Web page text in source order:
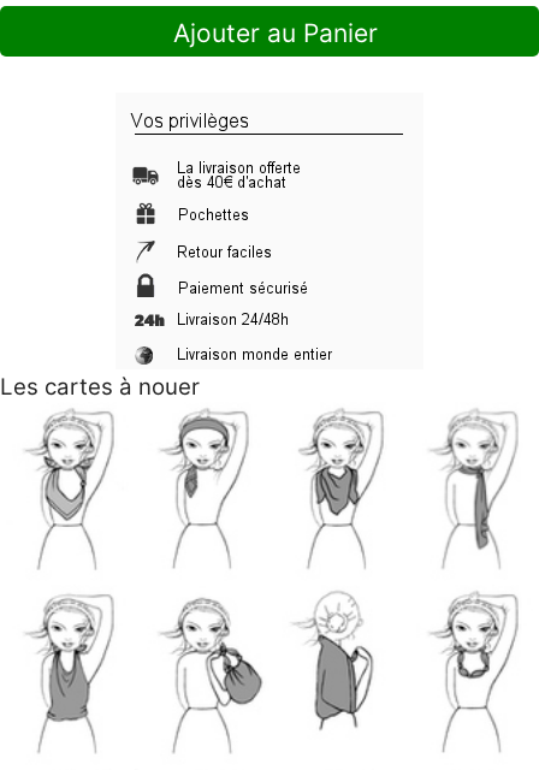
Ajouter au Panier
Les cartes à nouer